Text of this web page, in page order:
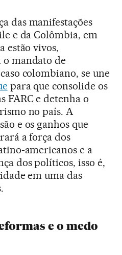
das manifestações
e da Colômbia, em
estão vivos,
mandato de
colombiano, se une
para que consolide os
FARC e detenha o
no país. A
e os ganhos que
a força dos
americanos e a
dos políticos, isso é,
em uma das
e o medo